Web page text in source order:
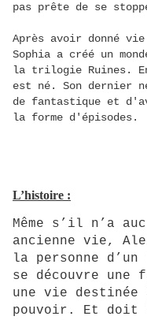
pas prête de se
Après avoir donné
Sophia a créé un
la trilogie Ruines.
est né. Son dernier
de fantastique et
la forme d'épisodes.
L’histoire :
Même s’il n’a
ancienne vie,
la personne
se découvre
une vie
pouvoir. Et doit